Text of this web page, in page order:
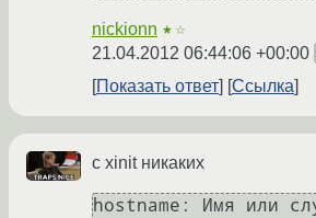
nickionn ★☆
21.04.2012 06:44:06 +00:00
Показать ответ Ссылка
c xinit никаких
hostname: Имя или